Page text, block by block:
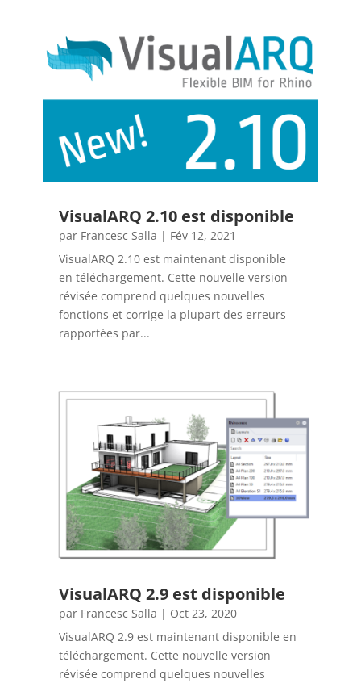
VisualARQ 2.10 est disponible
par Francesc Salla | Fév 12, 2021
VisualARQ 2.10 est maintenant disponible
en téléchargement. Cette nouvelle version
révisée comprend quelques nouvelles
fonctions et corrige la plupart des erreurs
rapportées par...
VisualARQ 2.9 est disponible
par Francesc Salla | Oct 23, 2020
VisualARQ 2.9 est maintenant disponible en
téléchargement. Cette nouvelle version
révisée comprend quelques nouvelles